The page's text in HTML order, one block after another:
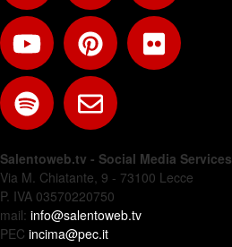
Salentoweb.tv - Social Media Services
Via M. Chiatante, 9 - 73100 Lecce
P. IVA 03570220750
mail: info@salentoweb.tv
PEC incima@pec.it